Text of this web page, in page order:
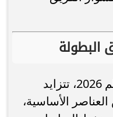
مع اقتراب انطلاق كأس العالم 2026، تتزايد
الأساسية،